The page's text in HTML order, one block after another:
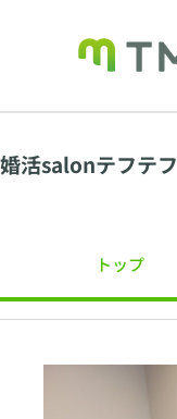
婚活salonテフテフ
トップ